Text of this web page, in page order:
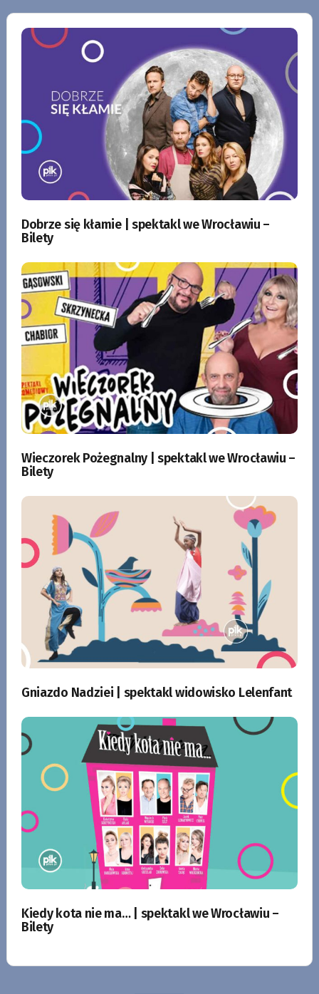
Dobrze się kłamie | spektakl we Wrocławiu –
Bilety
Wieczorek Pożegnalny | spektakl we Wrocławiu –
Bilety
Gniazdo Nadziei | spektakl widowisko Lelenfant
Kiedy kota nie ma… | spektakl we Wrocławiu –
Bilety